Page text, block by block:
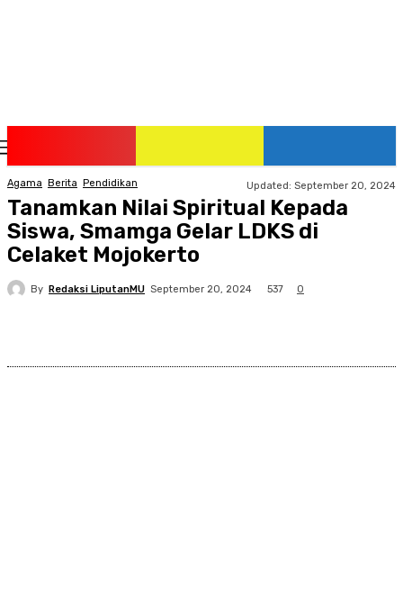
Agama Berita Pendidikan Updated: September 20, 2024
Tanamkan Nilai Spiritual Kepada
Siswa, Smamga Gelar LDKS di
Celaket Mojokerto
By Redaksi LiputanMU September 20, 2024 537 0